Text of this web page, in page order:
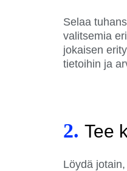
Selaa
valitsemia
jokaisen
tietoihin ja
2. Tee
Löydä